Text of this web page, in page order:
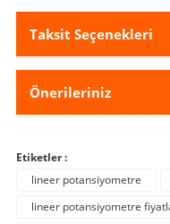
Taksit Seçenekleri
Önerileriniz
Etiketler :
lineer potansiyometre
lineer potansiyometre